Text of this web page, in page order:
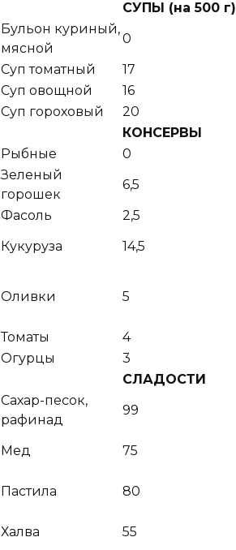
СУПЫ (на 500 г)
Бульон куриный,
мясной
0
Суп томатный
17
Суп овощной
16
Суп гороховый
20
КОНСЕРВЫ
Рыбные
0
Зеленый
горошек
6,5
Фасоль
2,5
Кукуруза
14,5
Оливки 5
Томаты
4
Огурцы
3
СЛАДОСТИ
Сахар-песок,
рафинад
99
Мед
75
Пастила
80
Халва
55